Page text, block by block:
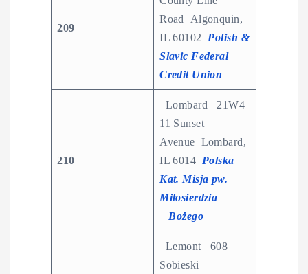
209
Road Algonquin,
IL 60102 Polish &
Slavic Federal
Credit Union
210
Lombard 21W4
11 Sunset
Avenue Lombard,
IL 6014 Polska
Kat. Misja pw.
Miłosierdzia
Bożego
Lemont 608
Sobieski